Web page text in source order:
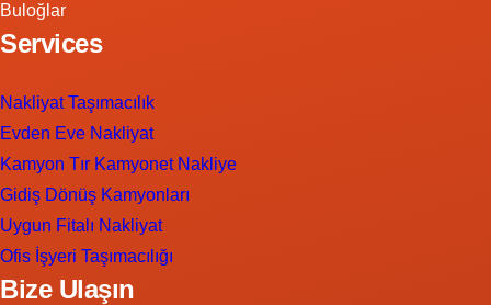
Buloğlar
Services
Nakliyat Taşımacılık
Evden Eve Nakliyat
Kamyon Tır Kamyonet Nakliye
Gidiş Dönüş Kamyonları
Uygun Fitalı Nakliyat
Ofis İşyeri Taşımacılığı
Bize Ulaşın